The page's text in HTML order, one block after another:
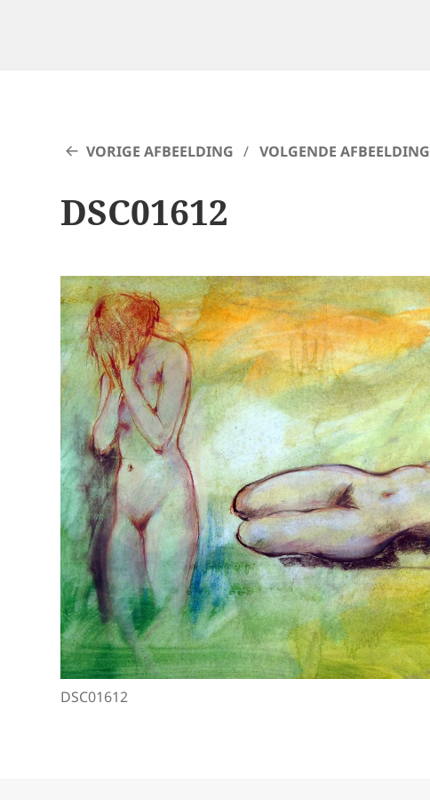
VORIGE AFBEELDING VOLGENDE AFBEELDING
DSC01612
DSC01612